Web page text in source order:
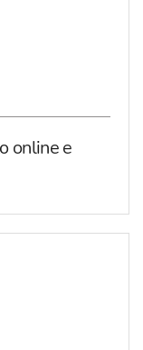
online e